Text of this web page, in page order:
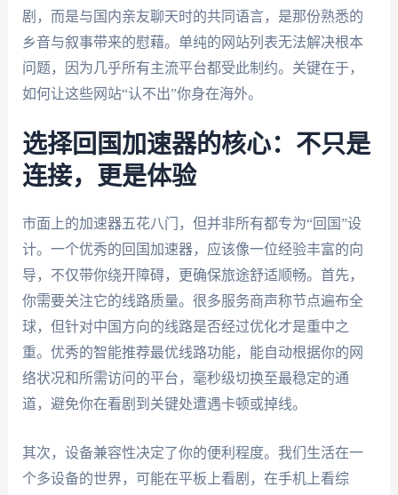
剧，而是与国内亲友聊天时的共同语言，是那份熟悉的
乡音与叙事带来的慰藉。单纯的网站列表无法解决根本
问题，因为几乎所有主流平台都受此制约。关键在于，
如何让这些网站“认不出”你身在海外。
选择回国加速器的核心：不只是
连接，更是体验
市面上的加速器五花八门，但并非所有都专为“回国”设
计。一个优秀的回国加速器，应该像一位经验丰富的向
导，不仅带你绕开障碍，更确保旅途舒适顺畅。首先，
你需要关注它的线路质量。很多服务商声称节点遍布全
球，但针对中国方向的线路是否经过优化才是重中之
重。优秀的智能推荐最优线路功能，能自动根据你的网
络状况和所需访问的平台，毫秒级切换至最稳定的通
道，避免你在看剧到关键处遭遇卡顿或掉线。
其次，设备兼容性决定了你的便利程度。我们生活在一
个多设备的世界，可能在平板上看剧，在手机上看综